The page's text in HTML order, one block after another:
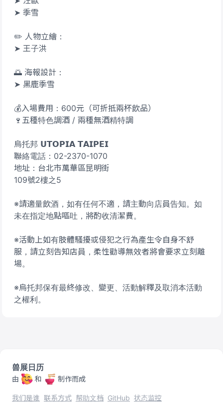
➤ 季雪
✏️ 人物立繪：
➤ 王子洪
🌅 海報設計：
➤ 黑鹿季雪
💰入場費用：600元（可折抵兩杯飲品）
🍷五種特色調酒 / 兩種無酒精特調
烏托邦 𝗨𝗧𝗢𝗣𝗜𝗔 𝗧𝗔𝗜𝗣𝗘𝗜
聯絡電話：02-2370-1070
地址：台北市萬華區昆明街
109號2樓之5
※請適量飲酒，如有任何不適，請主動向店員告知。如
未在指定地點嘔吐，將酌收清潔費。
※活動上如有肢體騷擾或侵犯之行為產生令自身不舒
服，請立刻告知店員，柔性勸導無效者將會要求立刻離
場。
※烏托邦保有最終修改、變更、活動解釋及取消本活動
之權利。
兽展日历
由 和 制作而成
我们是谁 联系方式 帮助文档 GitHub 状态监控